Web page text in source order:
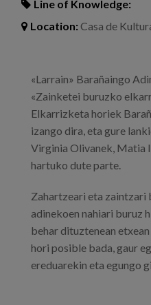
Line of Knowledge:
Location:Casa de
«Larrain» Barañaingo
«Zainketei buruzko
Elkarrizketa horiek
izango dira, eta gure
Virginia Olivanek, Matia
hartuko dute parte.
Zahartzeari eta zaintzari
adinekoen nahiari buruz
behar dituztenean
hori posible bada, gaur
ereduarekin eta egungo